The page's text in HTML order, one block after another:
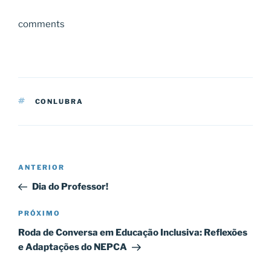
comments
TAGS
CONLUBRA
Navegação
Post
Post
anterior
ANTERIOR
Dia do Professor!
Próximo
post
PRÓXIMO
Roda de Conversa em Educação Inclusiva: Reflexões
e Adaptações do NEPCA